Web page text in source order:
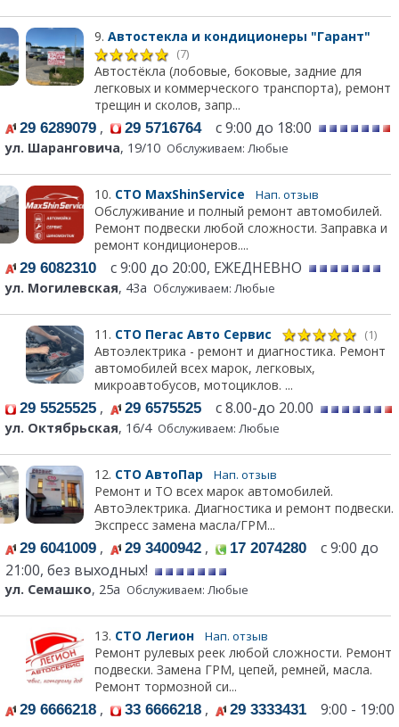
9. Автостекла и кондиционеры "Гарант"
(7)
Автостёкла (лобовые, боковые, задние для
легковых и коммерческого транспорта), ремонт
трещин и сколов, запр...
29 6289079 , 29 5716764с 9:00 до 18:00
ул. Шаранговича, 19/10 Обслуживаем: Любые
10. СТО MaxShinService Нап. отзыв
Обслуживание и полный ремонт автомобилей.
Ремонт подвески любой сложности. Заправка и
ремонт кондиционеров....
29 6082310 с 9:00 до 20:00, ЕЖЕДНЕВНО
ул. Могилевская, 43а Обслуживаем: Любые
11. СТО Пегас Авто Сервис (1)
Автоэлектрика - ремонт и диагностика. Ремонт
автомобилей всех марок, легковых,
микроавтобусов, мотоциклов. ...
29 5525525 , 29 6575525 с 8.00-до 20.00
ул. Октябрьская, 16/4 Обслуживаем: Любые
12. СТО АвтоПар Нап. отзыв
Ремонт и ТО всех марок автомобилей.
АвтоЭлектрика. Диагностика и ремонт подвески.
Экспресс замена масла/ГРМ...
29 6041009 , 29 3400942 , 17 2074280 с 9:00 до
21:00, без выходных!
ул. Семашко, 25а Обслуживаем: Любые
13. СТО Легион Нап. отзыв
Ремонт рулевых реек любой сложности. Ремонт
подвески. Замена ГРМ, цепей, ремней, масла.
Ремонт тормозной си...
29 6666218 , 33 6666218 , 29 3333431 9:00 - 19:00